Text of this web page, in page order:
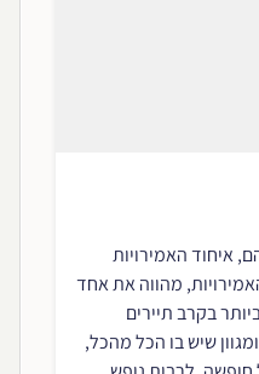
איחוד האמירויות
מהווה את אחד
בקרב תיירים
שיש בו הכל מהכל,